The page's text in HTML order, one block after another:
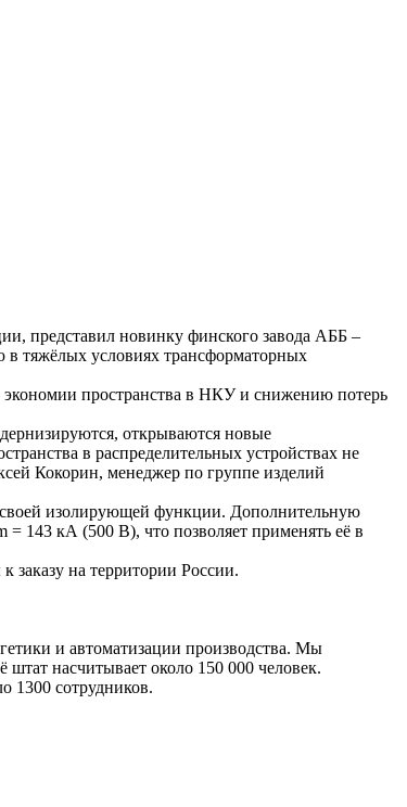
представил новинку финского завода АББ –
в тяжёлых условиях трансформаторных
экономии пространства в НКУ и снижению потерь
открываются новые
в распределительных устройствах не
Кокорин, менеджер по группе изделий
своей изолирующей функции. Дополнительную
= 143 кА (500 В), что позволяет применять её в
на территории России.
и автоматизации производства. Мы
насчитывает около 150 000 человек.
1300 сотрудников.